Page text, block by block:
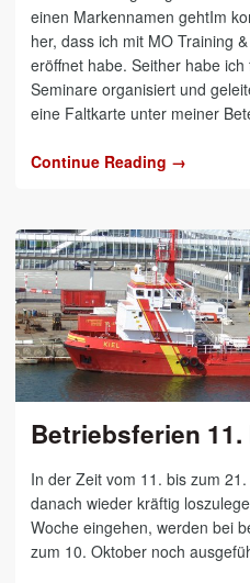
einen Markennamen gehtIm
her, dass ich mit MO Training
eröffnet habe. Seither habe
Seminare organisiert und
eine Faltkarte unter meiner
Continue Reading →
Betriebsferien
In der Zeit vom 11. bis zum
danach wieder kräftig
Woche eingehen, werden bei
zum 10. Oktober noch